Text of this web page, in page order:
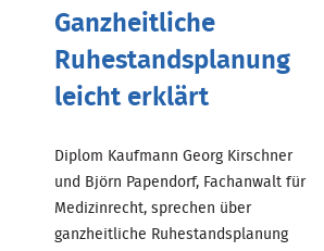
Ganzheitliche
Ruhestandsplanung
leicht erklärt
Diplom Kaufmann Georg Kirschner
und Björn Papendorf, Fachanwalt für
Medizinrecht, sprechen über
ganzheitliche Ruhestandsplanung